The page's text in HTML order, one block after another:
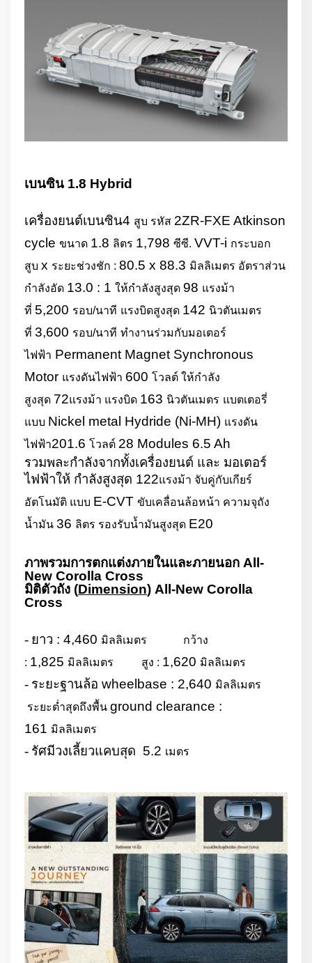
เบนซิน 1.8 Hybrid
เครื่องยนต์เบนซิน4 สูบ รหัส 2ZR-FXE Atkinson
cycle ขนาด 1.8 ลิตร 1,798 ซีซี. VVT-i กระบอก
สูบ x ระยะช่วงชัก : 80.5 x 88.3 มิลลิเมตร อัตราส่วน
กำลังอัด 13.0 : 1 ให้กำลังสูงสุด 98 แรงม้า
ที่ 5,200 รอบ/นาที แรงบิดสูงสุด 142 นิวตันเมตร
ที่ 3,600 รอบ/นาที ทำงานร่วมกับมอเตอร์
ไฟฟ้า Permanent Magnet Synchronous
Motor แรงดันไฟฟ้า 600 โวลต์ ให้กำลัง
สูงสุด 72แรงม้า แรงบิด 163 นิวตันเมตร แบตเตอรี่
แบบ Nickel metal Hydride (Ni-MH) แรงดัน
ไฟฟ้า201.6 โวลต์ 28 Modules 6.5 Ah
รวมพละกำลังจากทั้งเครื่องยนต์ และ มอเตอร์
ไฟฟ้าให้ กำลังสูงสุด 122แรงม้า จับคู่กับเกียร์
อัตโนมัติ แบบ E-CVT ขับเคลื่อนล้อหน้า ความจุถัง
น้ำมัน 36 ลิตร รองรับน้ำมันสูงสุด E20
ภาพรวมการตกแต่งภายในและภายนอก All-
New Corolla Cross
มิติตัวถัง (Dimension) All-New Corolla
Cross
- ยาว : 4,460 มิลลิเมตร กว้าง
: 1,825 มิลลิเมตร สูง : 1,620 มิลลิเมตร
- ระยะฐานล้อ wheelbase : 2,640 มิลลิเมตร
ระยะต่ำสุดถึงพื้น ground clearance :
161 มิลลิเมตร
- รัศมีวงเลี้ยวแคบสุด 5.2 เมตร